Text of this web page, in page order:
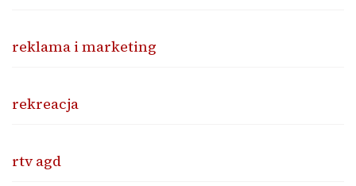
reklama i marketing
rekreacja
rtv agd